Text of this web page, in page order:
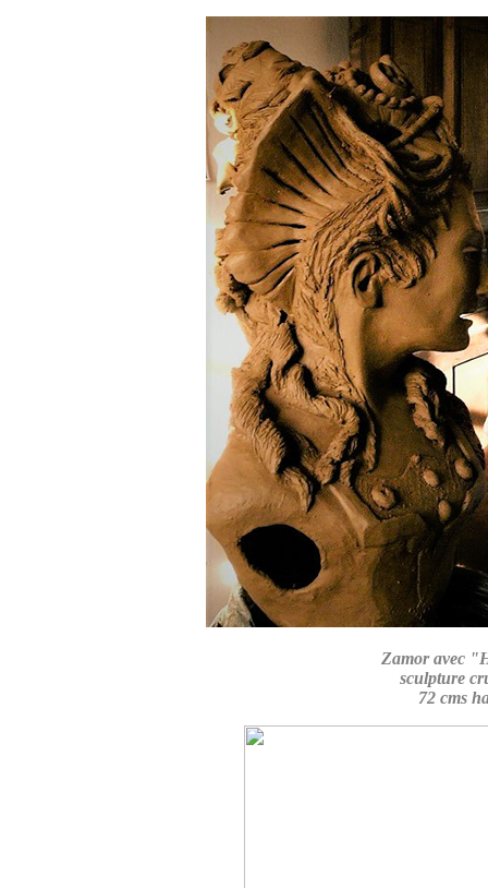
está por encima
Zamor avec
sculpture
72 cms